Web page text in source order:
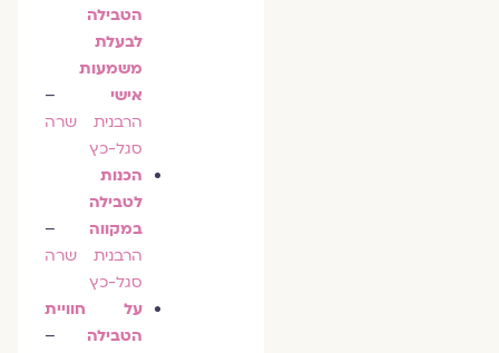
הטבילה
לבעלת
משמעות
אישי–
הרבנית שרה
סגל-כץ
הכנות
לטבילה
במקווה–
הרבנית שרה
סגל-כץ
על חוויית
הטבילה–